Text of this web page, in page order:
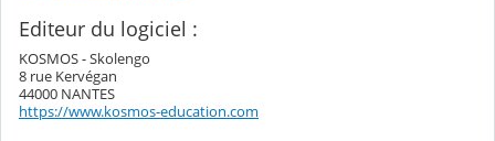
Editeur du logiciel :
KOSMOS - Skolengo
8 rue Kervégan
44000 NANTES
https://www.kosmos-education.com